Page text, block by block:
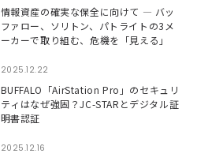
情報資産の確実な保全に向けて ― バッ
ファロー、ソリトン、パトライトの3メ
ーカーで取り組む、危機を「見える」
―
2025.12.22
BUFFALO「AirStation Pro」のセキュリ
ティはなぜ強固？JC-STARとデジタル証
明書認証
2025.12.16